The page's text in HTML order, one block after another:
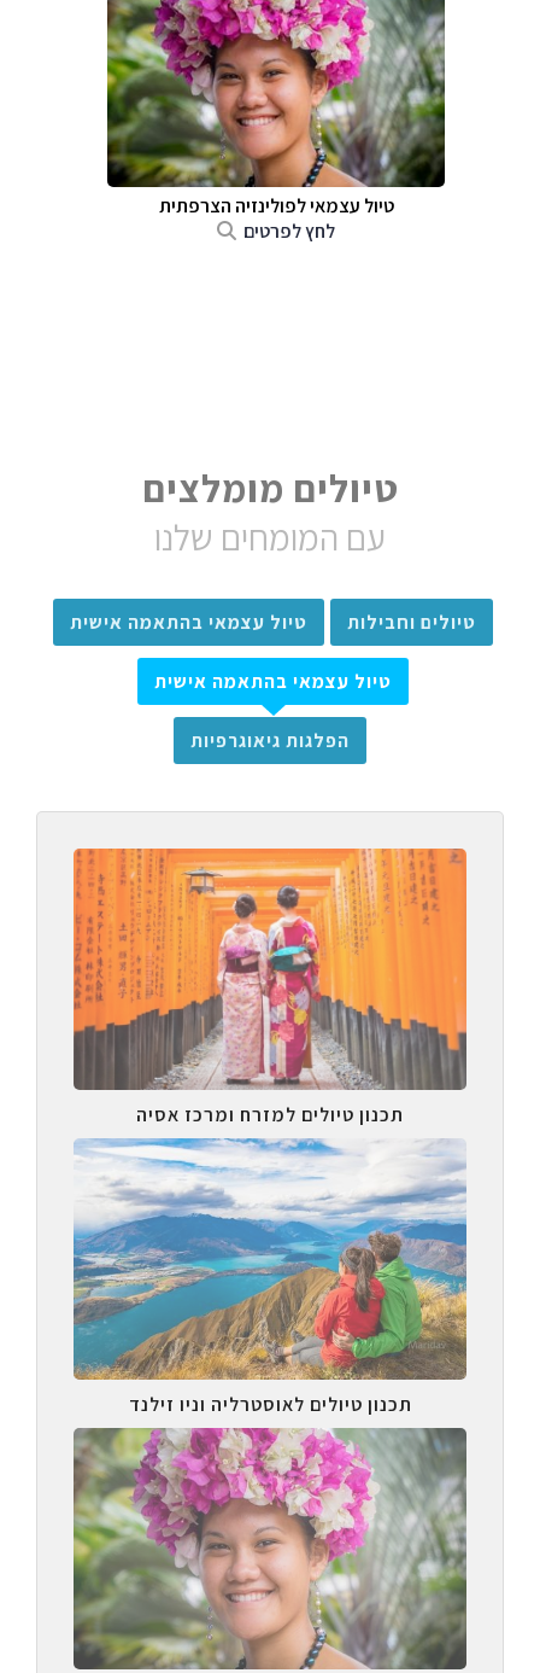
טיול עצמאי לפולינזיה הצרפתית
לחץ לפרטים
טיולים מומלצים
עם המומחים שלנו
טיולים וחבילות טיול עצמאי בהתאמה אישית
טיול עצמאי בהתאמה אישית
הפלגות גיאוגרפיות
תכנון טיולים למזרח ומרכז אסיה
תכנון טיולים לאוסטרליה וניו זילנד